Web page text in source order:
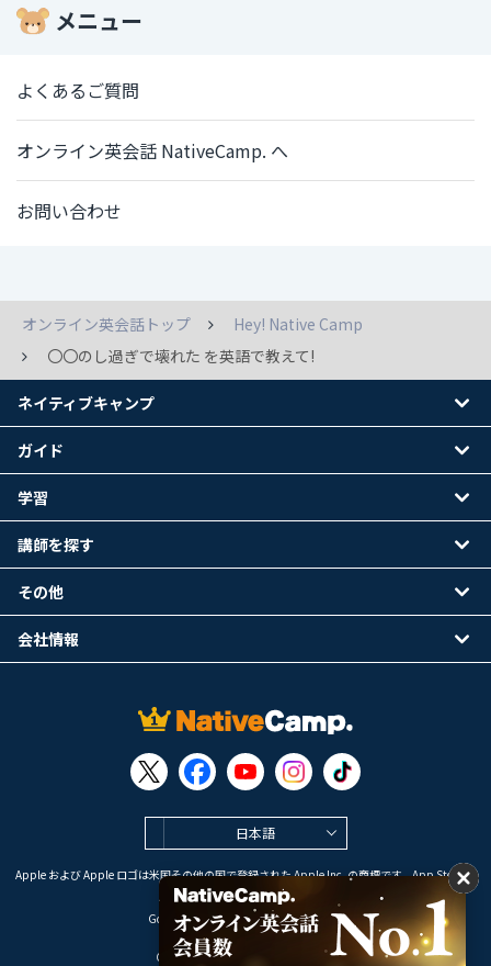
メニュー
よくあるご質問
オンライン英会話 NativeCamp. へ
お問い合わせ
オンライン英会話トップ
Hey! Native Camp
〇〇のし過ぎで壊れた を英語で教えて!
日本語
Apple および Apple ロゴは米国その他の国で登録された Apple Inc. の商標です。App Store は
Apple Inc. のサービスマークです。
Google Play は Google LLC の商標です。
Copyright © 2026 オンライン英会話
ネイティブキャンプ
ガイド
学習
講師を探す
その他
会社情報